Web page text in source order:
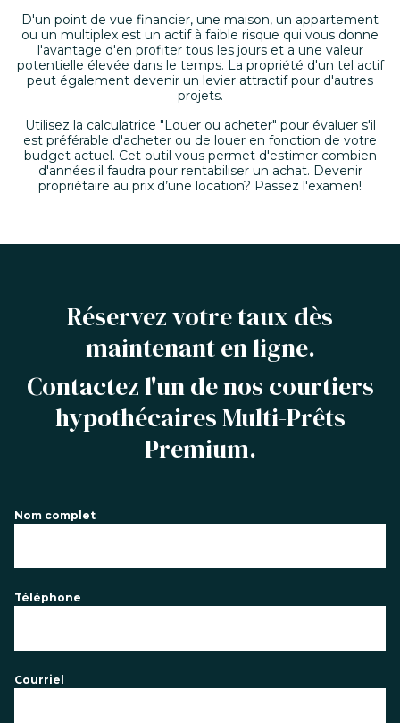
D'un point de vue financier, une maison, un appartement
ou un multiplex est un actif à faible risque qui vous donne
l'avantage d'en profiter tous les jours et a une valeur
potentielle élevée dans le temps. La propriété d'un tel actif
peut également devenir un levier attractif pour d'autres
projets.
Utilisez la calculatrice "Louer ou acheter" pour évaluer s'il
est préférable d'acheter ou de louer en fonction de votre
budget actuel. Cet outil vous permet d'estimer combien
d'années il faudra pour rentabiliser un achat. Devenir
propriétaire au prix d’une location? Passez l'examen!
Réservez votre taux dès
maintenant en ligne.
Contactez l'un de nos courtiers
hypothécaires Multi-Prêts
Premium.
Nom complet
Téléphone
Courriel